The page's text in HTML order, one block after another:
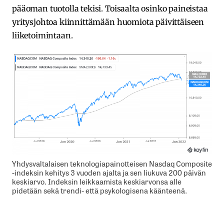
pääoman tuotolla tekisi. Toisaalta osinko paineistaa
yritysjohtoa kiinnittämään huomiota päivittäiseen
liiketoimintaan.
Yhdysvaltalaisen teknologiapainotteisen Nasdaq Composite
-indeksin kehitys 3 vuoden ajalta ja sen liukuva 200 päivän
keskiarvo. Indeksin leikkaamista keskiarvonsa alle
pidetään sekä trendi- että psykologisena käänteenä.